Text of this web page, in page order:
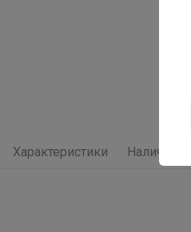
Характеристики Наличие